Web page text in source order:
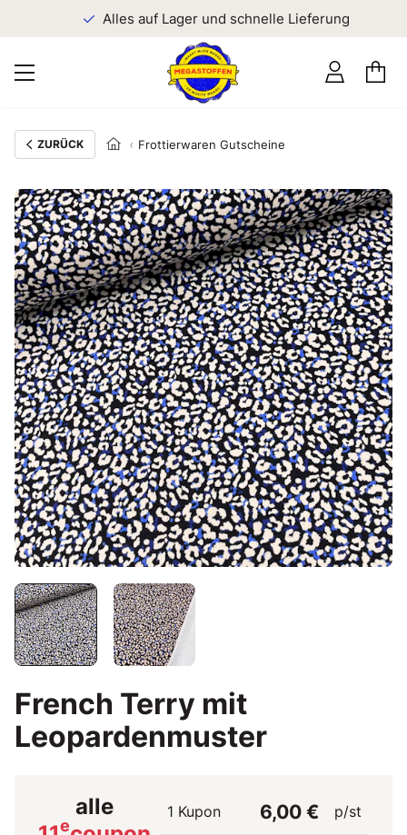
Alles auf Lager und schnelle Lieferung
ZURÜCK Frottierwaren Gutscheine
French Terry mit
Leopardenmuster
alle
e
1 Kupon 6,00 € p/st